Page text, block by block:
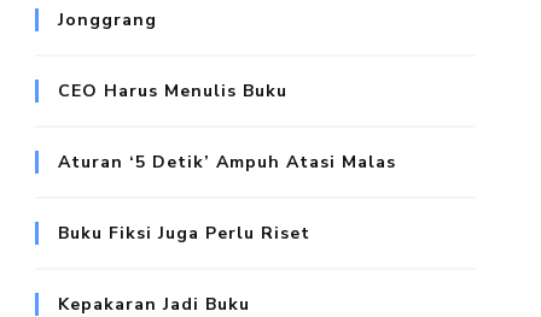
Jonggrang
CEO Harus Menulis Buku
Aturan ‘5 Detik’ Ampuh Atasi Malas
Buku Fiksi Juga Perlu Riset
Kepakaran Jadi Buku